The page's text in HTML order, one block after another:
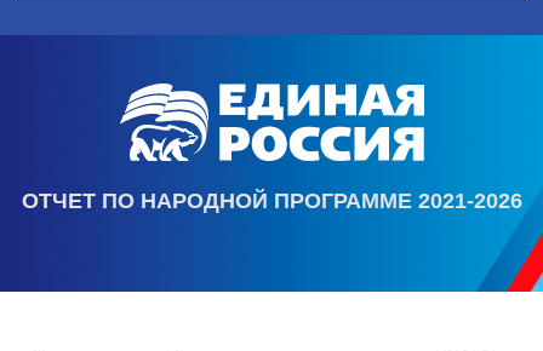
ОТЧЕТ ПО НАРОДНОЙ ПРОГРАММЕ 2021-2026